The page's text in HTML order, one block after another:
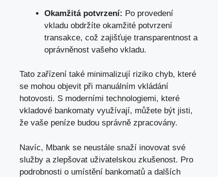
Okamžitá potvrzení: Po provedení
vkladu obdržíte okamžité potvrzení
transakce, což zajišťuje transparentnost a
oprávněnost vašeho vkladu.
Tato zařízení také minimalizují riziko chyb, které
se mohou objevit při manuálním vkládání
hotovosti. S moderními technologiemi, které
vkladové bankomaty využívají, můžete být jisti,
že vaše peníze budou správně zpracovány.
Navíc, Mbank se neustále snaží inovovat své
služby a zlepšovat uživatelskou zkušenost. Pro
podrobnosti o umístění bankomatů a dalších